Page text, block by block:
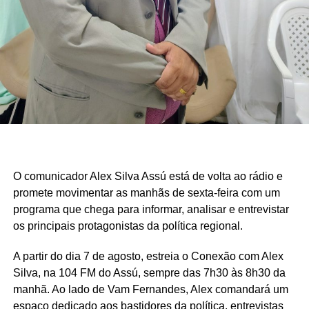
O comunicador Alex Silva Assú está de volta ao rádio e
promete movimentar as manhãs de sexta-feira com um
programa que chega para informar, analisar e entrevistar
os principais protagonistas da política regional.
A partir do dia 7 de agosto, estreia o Conexão com Alex
Silva, na 104 FM do Assú, sempre das 7h30 às 8h30 da
manhã. Ao lado de Vam Fernandes, Alex comandará um
espaço dedicado aos bastidores da política, entrevistas